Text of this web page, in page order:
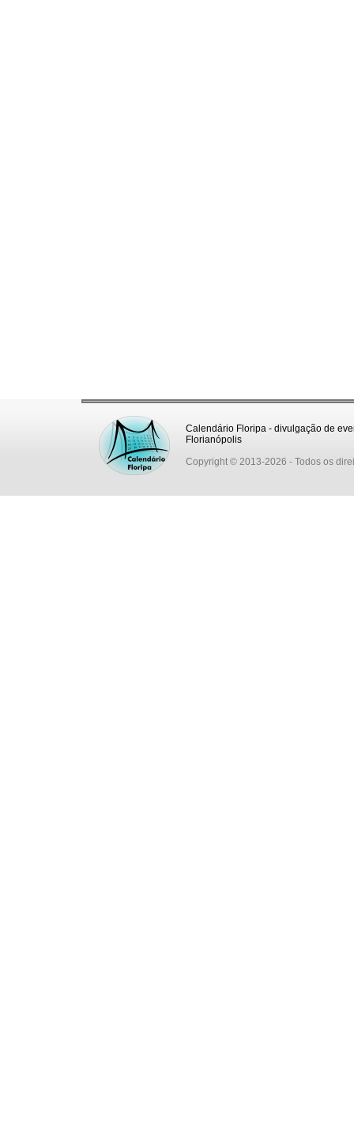
Calendário Floripa - divulgação de
Florianópolis
Copyright © 2013-2026 - Todos os